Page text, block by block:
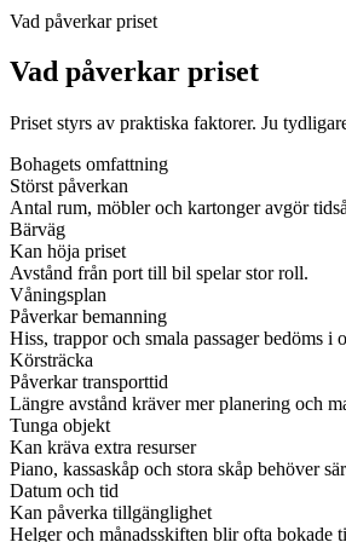
Vad påverkar priset
Vad påverkar priset
Priset styrs av praktiska faktorer. Ju
Bohagets omfattning
Störst påverkan
Antal rum, möbler och kartonger avgör
Bärväg
Kan höja priset
Avstånd från port till bil spelar stor roll.
Våningsplan
Påverkar bemanning
Hiss, trappor och smala passager bedöms i
Körsträcka
Påverkar transporttid
Längre avstånd kräver mer planering och
Tunga objekt
Kan kräva extra resurser
Piano, kassaskåp och stora skåp behöver
Datum och tid
Kan påverka tillgänglighet
Helger och månadsskiften blir ofta bokade